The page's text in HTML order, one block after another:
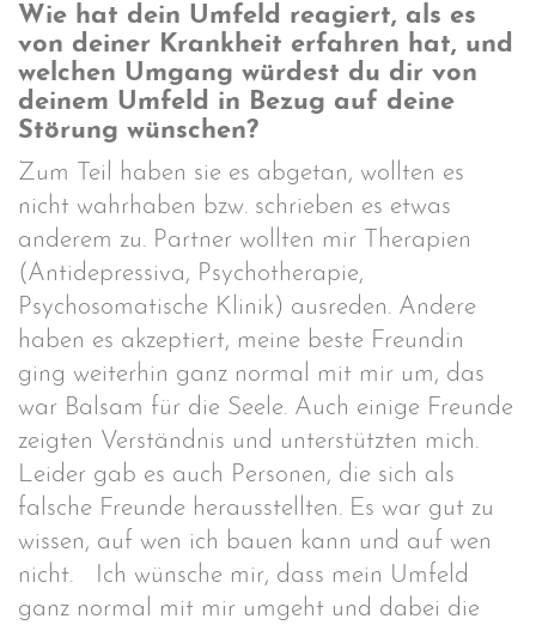
Wie hat dein Umfeld reagiert, als es
von deiner Krankheit erfahren hat, und
welchen Umgang würdest du dir von
deinem Umfeld in Bezug auf deine
Störung wünschen?
Zum Teil haben sie es abgetan, wollten es
nicht wahrhaben bzw. schrieben es etwas
anderem zu. Partner wollten mir Therapien
(Antidepressiva, Psychotherapie,
Psychosomatische Klinik) ausreden. Andere
haben es akzeptiert, meine beste Freundin
ging weiterhin ganz normal mit mir um, das
war Balsam für die Seele. Auch einige Freunde
zeigten Verständnis und unterstützten mich.
Leider gab es auch Personen, die sich als
falsche Freunde herausstellten. Es war gut zu
wissen, auf wen ich bauen kann und auf wen
nicht. Ich wünsche mir, dass mein Umfeld
ganz normal mit mir umgeht und dabei die